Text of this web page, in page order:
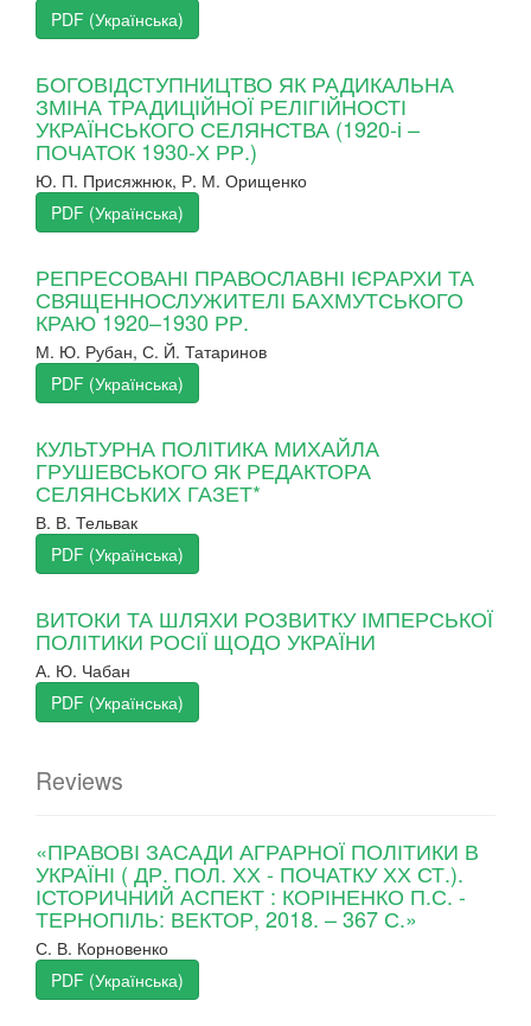
PDF (Українська)
БОГОВІДСТУПНИЦТВО ЯК РАДИКАЛЬНА
ЗМІНА ТРАДИЦІЙНОЇ РЕЛІГІЙНОСТІ
УКРАЇНСЬКОГО СЕЛЯНСТВА (1920-і –
ПОЧАТОК 1930-Х РР.)
Ю. П. Присяжнюк, Р. М. Орищенко
PDF (Українська)
РЕПРЕСОВАНІ ПРАВОСЛАВНІ ІЄРАРХИ ТА
СВЯЩЕННОСЛУЖИТЕЛІ БАХМУТСЬКОГО
КРАЮ 1920–1930 РР.
М. Ю. Рубан, С. Й. Татаринов
PDF (Українська)
КУЛЬТУРНА ПОЛІТИКА МИХАЙЛА
ГРУШЕВСЬКОГО ЯК РЕДАКТОРА
СЕЛЯНСЬКИХ ГАЗЕТ*
В. В. Тельвак
PDF (Українська)
ВИТОКИ ТА ШЛЯХИ РОЗВИТКУ ІМПЕРСЬКОЇ
ПОЛІТИКИ РОСІЇ ЩОДО УКРАЇНИ
А. Ю. Чабан
PDF (Українська)
Reviews
«ПРАВОВІ ЗАСАДИ АГРАРНОЇ ПОЛІТИКИ В
УКРАЇНІ ( ДР. ПОЛ. ХХ - ПОЧАТКУ ХХ СТ.).
ІСТОРИЧНИЙ АСПЕКТ : КОРІНЕНКО П.С. -
ТЕРНОПІЛЬ: ВЕКТОР, 2018. – 367 С.»
С. В. Корновенко
PDF (Українська)